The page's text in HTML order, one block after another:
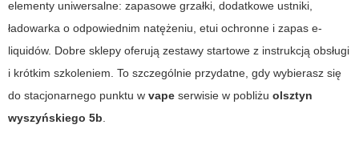
elementy uniwersalne: zapasowe grzałki, dodatkowe ustniki,
ładowarka o odpowiednim natężeniu, etui ochronne i zapas e-
liquidów. Dobre sklepy oferują zestawy startowe z instrukcją obsługi
i krótkim szkoleniem. To szczególnie przydatne, gdy wybierasz się
do stacjonarnego punktu w vape serwisie w pobliżu olsztyn
wyszyńskiego 5b.